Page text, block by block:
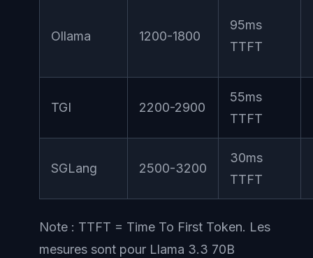
Ollama 1200-1800
95ms
TTFT
TGI 2200-2900
55ms
TTFT
SGLang 2500-3200
30ms
TTFT
Note : TTFT = Time To First Token. Les
mesures sont pour Llama 3.3 70B